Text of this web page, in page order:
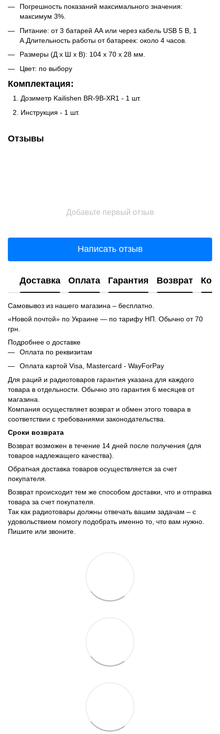
Погрешность показаний максимального значения:
максимум 3%.
Питание: от 3 батарей АА или через кабель USB 5 В, 1
А.Длительность работы от батареек: около 4 часов.
Размеры (Д х Ш х В): 104 х 70 х 28 мм.
Цвет: по выбору
Комплектация:
Дозиметр Kailishen BR-9B-XR1 - 1 шт.
Инструкция - 1 шт.
Отзывы
Добавьте первый отзыв
Написать отзыв
Доставка Оплата Гарантия Возврат
Самовывоз из нашего магазина – бесплатно.
«Новой почтой» по Украине — по тарифу НП. Обычно от 70
грн.
Подробнее о доставке
Оплата по реквизитам
Оплата картой Visa, Mastercard - WayForPay
Для раций и радиотоваров гарантия указана для каждого
товара в отдельности. Обычно это гарантия 6 месяцев от
магазина.
Компания осуществляет возврат и обмен этого товара в
соответствии с требованиями законодательства.
Сроки возврата
Возврат возможен в течение 14 дней после получения (для
товаров надлежащего качества).
Обратная доставка товаров осуществляется за счет
покупателя.
Возврат происходит тем же способом доставки, что и отправка
товара за счет покупателя.
Так как радиотовары должны отвечать вашим задачам – с
удовольствием помогу подобрать именно то, что вам нужно.
Пишите или звоните.